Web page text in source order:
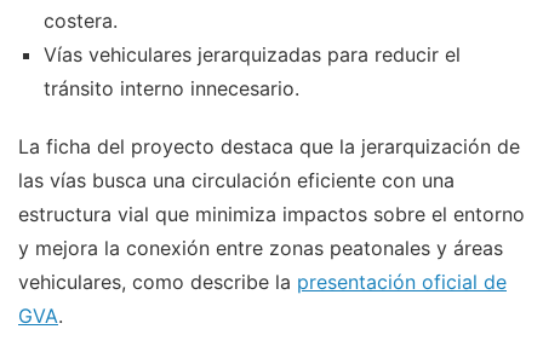
costera.
Vías vehiculares jerarquizadas para reducir el
tránsito interno innecesario.
La ficha del proyecto destaca que la jerarquización de
las vías busca una circulación eficiente con una
estructura vial que minimiza impactos sobre el entorno
y mejora la conexión entre zonas peatonales y áreas
vehiculares, como describe la presentación oficial de
GVA.